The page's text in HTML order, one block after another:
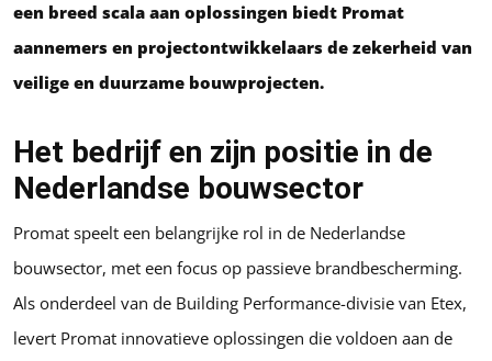
een breed scala aan oplossingen biedt Promat
aannemers en projectontwikkelaars de zekerheid van
veilige en duurzame bouwprojecten.
Het bedrijf en zijn positie in de
Nederlandse bouwsector
Promat speelt een belangrijke rol in de Nederlandse
bouwsector, met een focus op passieve brandbescherming.
Als onderdeel van de Building Performance-divisie van Etex,
levert Promat innovatieve oplossingen die voldoen aan de